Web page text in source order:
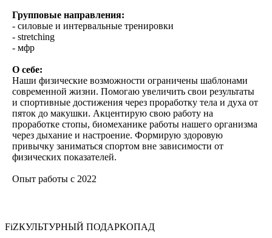
Групповые направления:
- силовые и интервальные тренировки
- stretching
- мфр
О себе:
Наши физические возможности ограничены шаблонами
современной жизни. Помогаю увеличить свои результаты
и спортивные достижения через проработку тела и духа от
пяток до макушки. Акцентирую свою работу на
проработке стопы, биомеханике работы нашего организма
через дыхание и настроение. Формирую здоровую
привычку заниматься спортом вне зависимости от
физических показателей.
Опыт работы с 2022
FiZКУЛЬТУРНЫЙ ПОДАРКОПАД